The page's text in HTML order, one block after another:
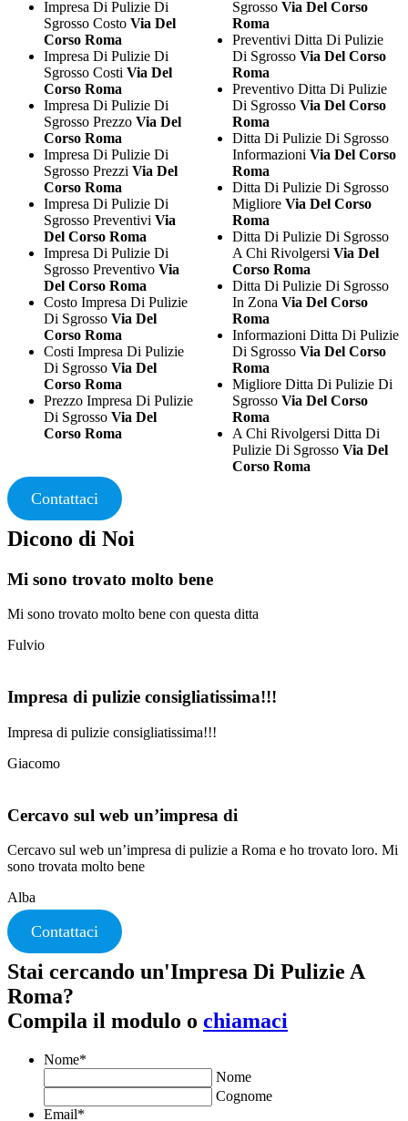
Impresa Di Pulizie Di
Sgrosso Costo Via Del
Corso Roma
Impresa Di Pulizie Di
Sgrosso Costi Via Del
Corso Roma
Impresa Di Pulizie Di
Sgrosso Prezzo Via Del
Corso Roma
Impresa Di Pulizie Di
Sgrosso Prezzi Via Del
Corso Roma
Impresa Di Pulizie Di
Sgrosso Preventivi Via
Del Corso Roma
Impresa Di Pulizie Di
Sgrosso Preventivo Via
Del Corso Roma
Costo Impresa Di Pulizie
Di Sgrosso Via Del
Corso Roma
Costi Impresa Di Pulizie
Di Sgrosso Via Del
Corso Roma
Prezzo Impresa Di Pulizie
Di Sgrosso Via Del
Corso Roma
Sgrosso Via Del Corso
Roma
Preventivi Ditta Di Pulizie
Di Sgrosso Via Del Corso
Roma
Preventivo Ditta Di Pulizie
Di Sgrosso Via Del Corso
Roma
Ditta Di Pulizie Di Sgrosso
Informazioni Via Del Corso
Roma
Ditta Di Pulizie Di Sgrosso
Migliore Via Del Corso
Roma
Ditta Di Pulizie Di Sgrosso
A Chi Rivolgersi Via Del
Corso Roma
Ditta Di Pulizie Di Sgrosso
In Zona Via Del Corso
Roma
Informazioni Ditta Di Pulizie
Di Sgrosso Via Del Corso
Roma
Migliore Ditta Di Pulizie Di
Sgrosso Via Del Corso
Roma
A Chi Rivolgersi Ditta Di
Pulizie Di Sgrosso Via Del
Corso Roma
Contattaci
Dicono di Noi
Mi sono trovato molto bene
Mi sono trovato molto bene con questa ditta
Fulvio
Impresa di pulizie consigliatissima!!!
Impresa di pulizie consigliatissima!!!
Giacomo
Cercavo sul web un’impresa di
Cercavo sul web un’impresa di pulizie a Roma e ho trovato loro. Mi
sono trovata molto bene
Alba
Contattaci
Stai cercando un'Impresa Di Pulizie A
Roma?
Compila il modulo o chiamaci
Nome*
Nome
Cognome
Email*